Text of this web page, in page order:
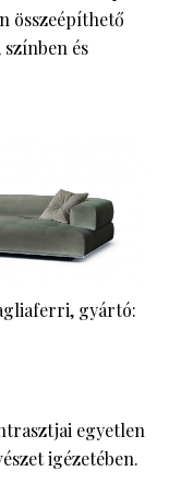
összeépíthető
és
gyártó:
egyetlen
igézetében.